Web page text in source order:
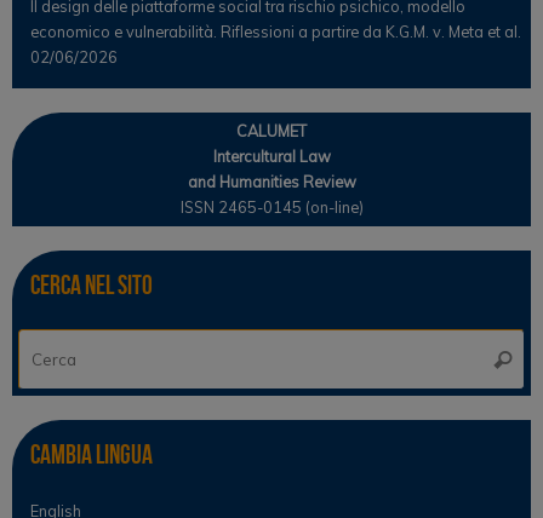
Il design delle piattaforme social tra rischio psichico, modello
economico e vulnerabilità. Riflessioni a partire da K.G.M. v. Meta et al.
02/06/2026
CALUMET
Intercultural Law
and Humanities Review
ISSN 2465-0145 (on-line)
Cerca nel sito
Cerca
Cambia lingua
English